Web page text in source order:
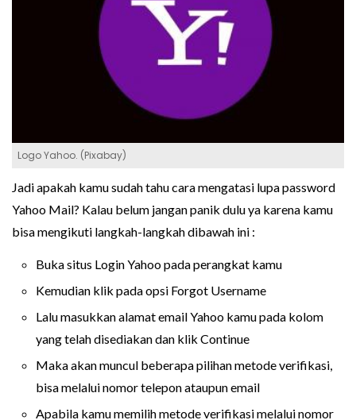
Logo Yahoo. (Pixabay)
Jadi apakah kamu sudah tahu cara mengatasi lupa password
Yahoo Mail? Kalau belum jangan panik dulu ya karena kamu
bisa mengikuti langkah-langkah dibawah ini :
Buka situs Login Yahoo pada perangkat kamu
Kemudian klik pada opsi Forgot Username
Lalu masukkan alamat email Yahoo kamu pada kolom
yang telah disediakan dan klik Continue
Maka akan muncul beberapa pilihan metode verifikasi,
bisa melalui nomor telepon ataupun email
Apabila kamu memilih metode verifikasi melalui nomor